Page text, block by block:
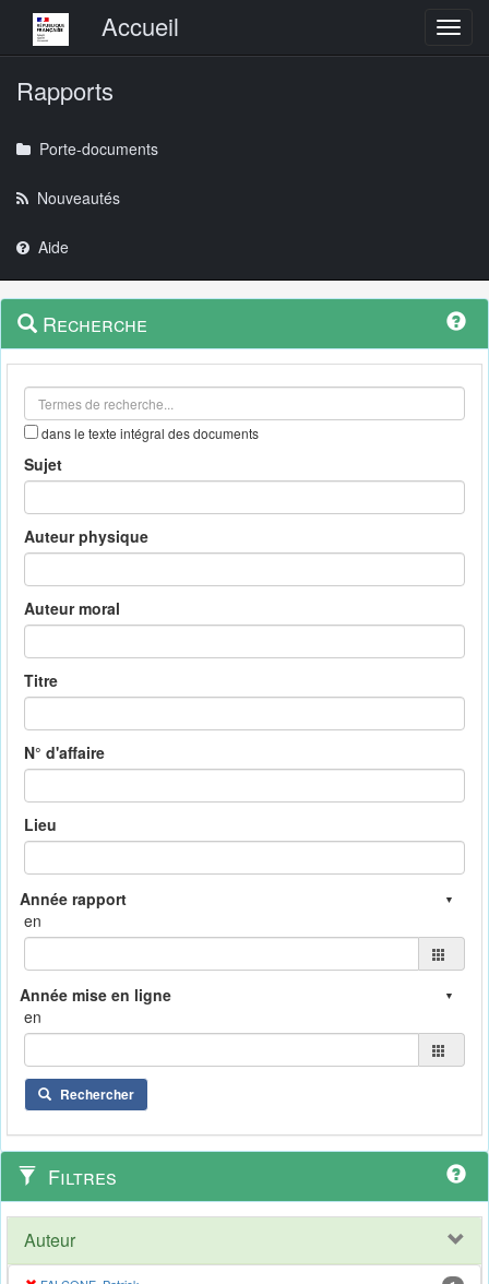
Menu principalAccueil
Rapports
Porte-documents
Nouveautés
Aide
Navigation
outils
Menu
contextuel
Recherche
dans le texte intégral des documents
Sujet
Auteur physique
Auteur moral
Titre
N° d'affaire
Lieu
en
en
Rechercher
Filtres
Auteur